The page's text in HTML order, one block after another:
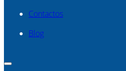
Contactos
Blog